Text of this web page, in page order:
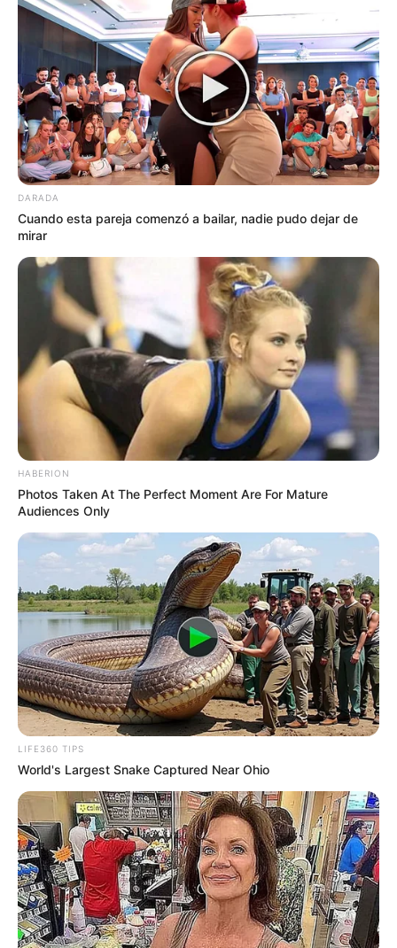
DARADA
Cuando esta pareja comenzó a bailar, nadie pudo dejar de
mirar
HABERION
Photos Taken At The Perfect Moment Are For Mature
Audiences Only
LIFE360 TIPS
World's Largest Snake Captured Near Ohio